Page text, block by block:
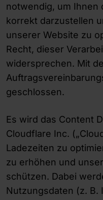
notwendig, um Ihnen
korrekt darzustellen
unserer Website zu
Recht, dieser
widersprechen. Mit
geschlossen.
Es wird das Content
Cloudflare Inc.
Ladezeiten zu
zu erhöhen und
schützen. Dabei
Nutzungsdaten (z. B.